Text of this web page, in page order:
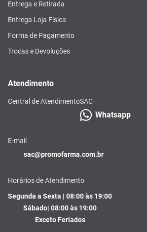
Entrega e Retirada
Entrega Loja Física
Forma de Pagamento
Trocas e Devoluções
Atendimento
Central de AtendimentoSAC
Whatsapp
E-mail
sac@promofarma.com.br
Horários de Atendimento
Segunda a Sexta | 08:00 às 19:00
Sábado| 08:00 às 19:00
Exceto Feriados